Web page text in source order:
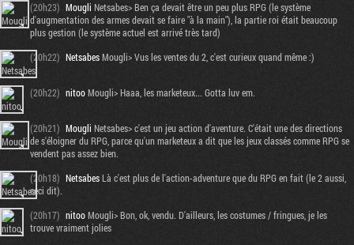
(20h23) Mougli Netsabes> Ben ça devait être un peu plus RPG (le système
d'augmentation des armes devait se faire "à la main"), la partie roi était beaucoup
plus gestion (le système actuel est arrivé très tard)
(20h22) NetsabesMougli> Vus les ventes du 2, c'est curieux quand même :)
(20h22) nitooMougli> Haaa, les marketeux... Gotta luv em.
(20h21) Mougli Netsabes> c'est un jeu action d'aventure. C'était une des directions
de s'éloigner du RPG, parce qu'un marketeux a dit que les jeux classés comme RPG se
vendent pas assez bien.
(20h18) NetsabesLà c'est plus de l'action-adventure que du RPG en fait (le 2 aussi,
ceci dit).
(20h17) nitooMougli> Bon, ok, vendu. D'ailleurs, les costumes / fringues, je les
trouve vraiment jolies